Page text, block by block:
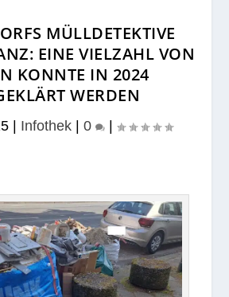
MÜLLDETEKTIVE
EINE VIELZAHL VON
KONNTE IN 2024
WERDEN
Infothek 0